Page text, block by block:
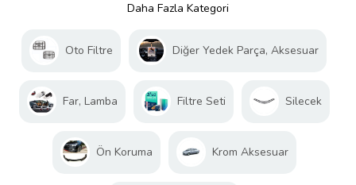
Daha Fazla Kategori
Oto Filtre Diğer Yedek Parça, Aksesuar
Far, Lamba Filtre Seti Silecek
Ön Koruma Krom Aksesuar